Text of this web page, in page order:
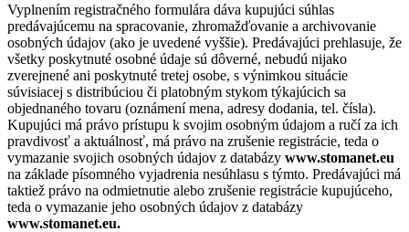
Vyplnením registračného formulára dáva kupujúci súhlas
predávajúcemu na spracovanie, zhromažďovanie a archivovanie
osobných údajov (ako je uvedené vyššie). Predávajúci prehlasuje, že
všetky poskytnuté osobné údaje sú dôverné, nebudú nijako
zverejnené ani poskytnuté tretej osobe, s výnimkou situácie
súvisiacej s distribúciou či platobným stykom týkajúcich sa
objednaného tovaru (oznámení mena, adresy dodania, tel. čísla).
Kupujúci má právo prístupu k svojim osobným údajom a ručí za ich
pravdivosť a aktuálnosť, má právo na zrušenie registrácie, teda o
vymazanie svojich osobných údajov z databázy www.stomanet.eu
na základe písomného vyjadrenia nesúhlasu s týmto. Predávajúci má
taktiež právo na odmietnutie alebo zrušenie registrácie kupujúceho,
teda o vymazanie jeho osobných údajov z databázy
www.stomanet.eu.